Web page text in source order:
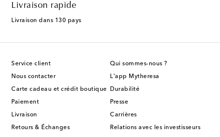
Livraison rapide
Livraison dans 130 pays
Service client
Nous contacter
Carte cadeau et crédit boutique
Paiement
Livraison
Retours & Échanges
Qui sommes-nous ?
L'app Mytheresa
Durabilité
Presse
Carrières
Relations avec les investisseurs